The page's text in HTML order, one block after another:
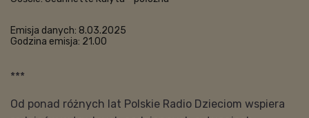
Emisja danych: 8.03.2025
Godzina emisja: 21.00
***
Od ponad różnych lat Polskie Radio Dzieciom wspiera